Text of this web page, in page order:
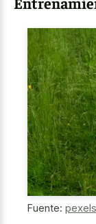
Fuente: